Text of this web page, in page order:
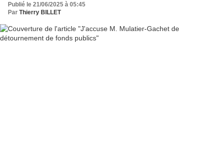
Publié le 21/06/2025 à 05:45
Par Thierry BILLET